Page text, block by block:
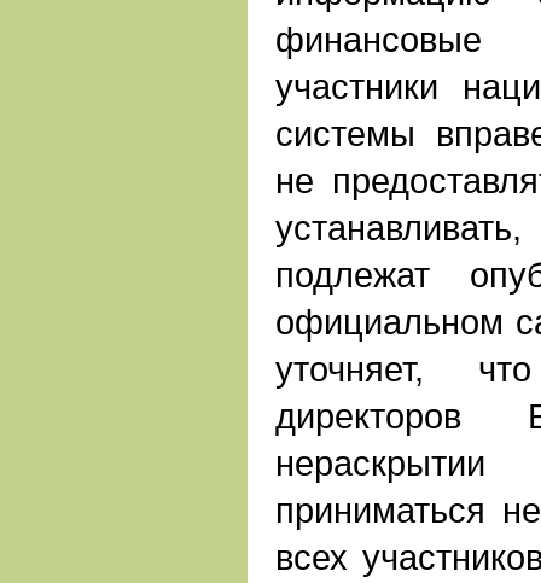
участники
системы
не
подлежат
официальном
уточняет,
приниматься
всех